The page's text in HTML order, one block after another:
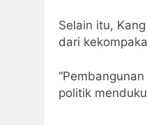
Selain itu,
dari
politik